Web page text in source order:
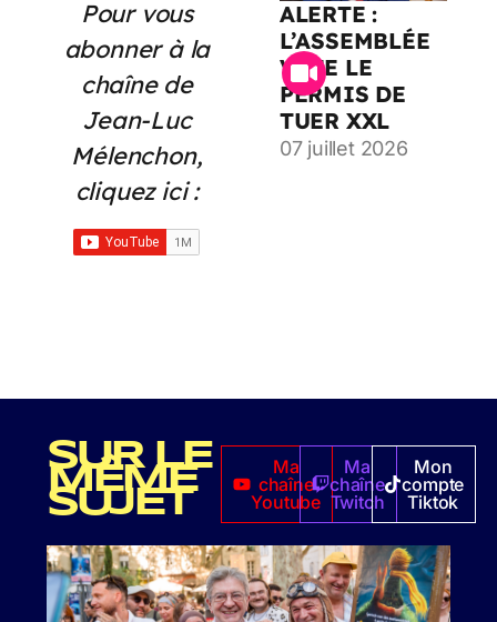
Pour vous
abonner à la
chaîne de
Jean-Luc
Mélenchon,
cliquez ici :
ALERTE :
L’ASSEMBLÉE
VOTE LE
PERMIS DE
TUER XXL
07 juillet 2026
SUR LE
MÊME
SUJET
Ma
chaîne
Youtube
Ma
chaîne
Twitch
Mon
compte
Tiktok